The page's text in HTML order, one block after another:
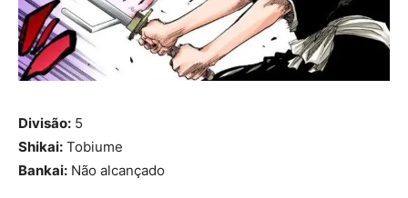
Divisão: 5
Shikai: Tobiume
Bankai: Não alcançado